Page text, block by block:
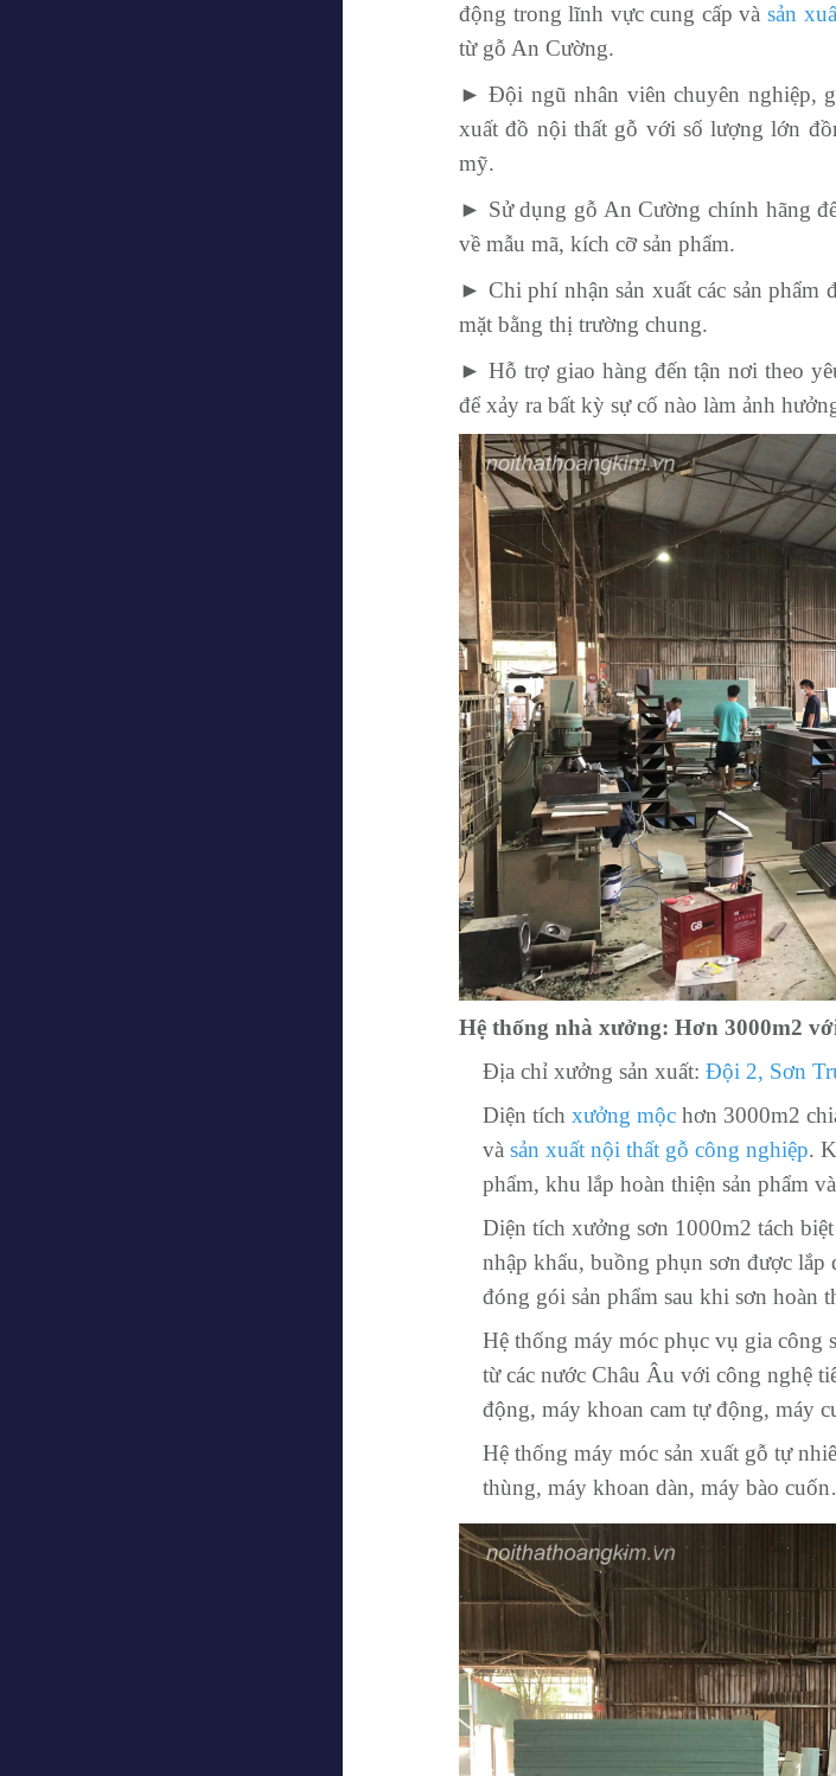
động trong lĩnh vực cung cấp vàsản
từ gỗ An Cường.
► Đội ngũ nhân viên chuyên nghiệp,
xuất đồ nội thất gỗ với số lượng lớn
mỹ.
► Sử dụng gỗ An Cường chính hãng
về mẫu mã, kích cỡ sản phẩm.
► Chi phí nhận sản xuất các sản
mặt bằng thị trường chung.
► Hỗ trợ giao hàng đến tận nơi theo
để xảy ra bất kỳ sự cố nào làm ảnh
Hệ thống nhà xưởng: Hơn 3000m2
Địa chỉ xưởng sản xuất: Đội 2, Sơn
Diện tích xưởng mộc hơn 3000m2
và sản xuất nội thất gỗ công nghiệp.
phẩm, khu lắp hoàn thiện sản phẩm
Diện tích xưởng sơn 1000m2 tách
nhập khẩu, buồng phụn sơn được
đóng gói sản phẩm sau khi sơn hoàn
Hệ thống máy móc phục vụ gia công
từ các nước Châu Âu với công nghệ
động, máy khoan cam tự động, máy
Hệ thống máy móc sản xuất gỗ tự
thùng, máy khoan dàn, máy bào